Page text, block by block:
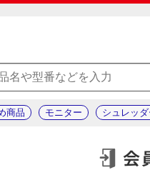
商品 モニター シュレッダ
会